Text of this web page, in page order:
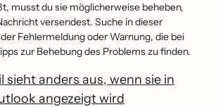
musst du sie möglicherweise beheben,
versendest. Suche in dieser
Fehlermeldung oder Warnung, die bei
zur Behebung des Problems zu finden.
sieht anders aus, wenn sie in
angezeigt wird